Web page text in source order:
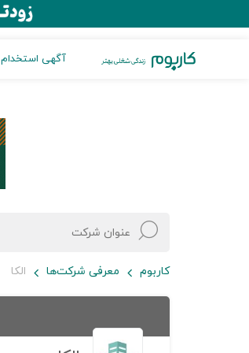
آگهی استخدام
کاربوم معرفی شرکت‌ها الکا